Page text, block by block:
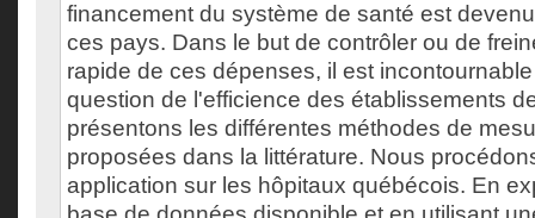
financement du système de santé est
ces pays. Dans le but de contrôler ou de
rapide de ces dépenses, il est
question de l'efficience des établissements
présentons les différentes méthodes de
proposées dans la littérature. Nous
application sur les hôpitaux québécois. En